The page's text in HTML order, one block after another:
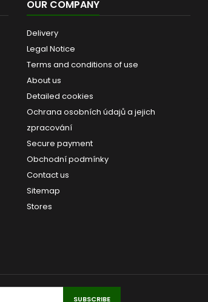
OUR COMPANY
Delivery
Legal Notice
Terms and conditions of use
About us
Detailed cookies
Ochrana osobních údajů a jejich
zpracování
Secure payment
Obchodní podmínky
Contact us
Sitemap
Stores